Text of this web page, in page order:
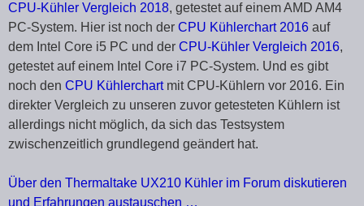
CPU-Kühler Vergleich 2018, getestet auf einem AMD AM4
PC-System. Hier ist noch der CPU Kühlerchart 2016 auf
dem Intel Core i5 PC und der CPU-Kühler Vergleich 2016,
getestet auf einem Intel Core i7 PC-System. Und es gibt
noch den CPU Kühlerchartmit CPU-Kühlern vor 2016. Ein
direkter Vergleich zu unseren zuvor getesteten Kühlern ist
allerdings nicht möglich, da sich das Testsystem
zwischenzeitlich grundlegend geändert hat.
Über den Thermaltake UX210 Kühler im Forum diskutieren
und Erfahrungen austauschen …